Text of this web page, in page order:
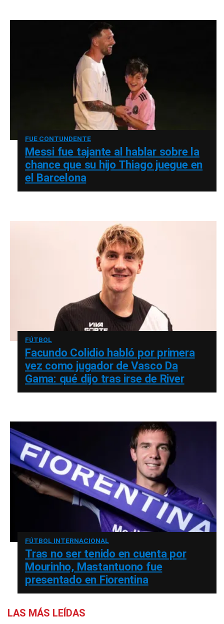
FUE CONTUNDENTE
Messi fue tajante al hablar sobre la
chance que su hijo Thiago juegue en
el Barcelona
FÚTBOL
Facundo Colidio habló por primera
vez como jugador de Vasco Da
Gama: qué dijo tras irse de River
FÚTBOL INTERNACIONAL
Tras no ser tenido en cuenta por
Mourinho, Mastantuono fue
presentado en Fiorentina
LAS MÁS LEÍDAS